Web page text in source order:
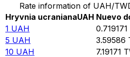
Rate information of UAH/
Hryvnia ucranianaUAH Nuevo
1 UAH 0.719171
5 UAH 3.59586
10 UAH 7.19171